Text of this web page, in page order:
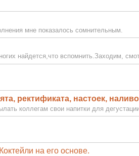
мне показалось сомнительным.
найдется,что вспомнить.Заходим,
ректификата, настоек,
коллегам свои напитки для дегустации
на его основе.